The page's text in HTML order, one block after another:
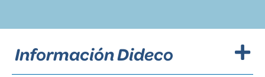
Información Dideco